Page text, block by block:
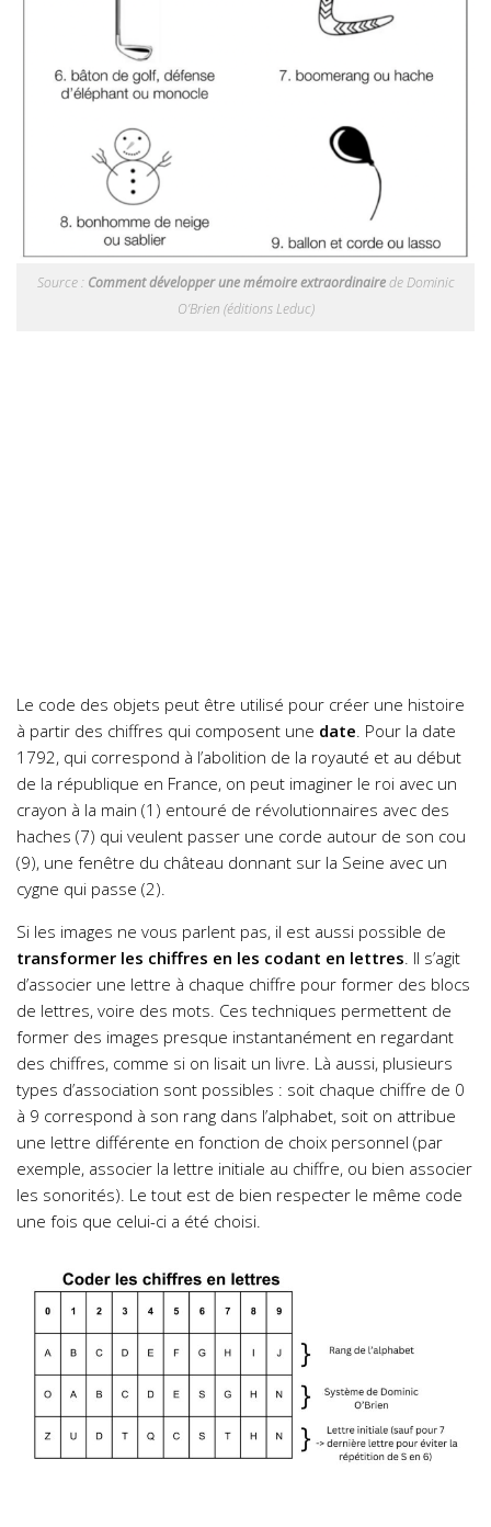
Source : Comment développer une mémoire extraordinairede Dominic
O’Brien (éditions Leduc)
Le code des objets peut être utilisé pour créer une histoire
à partir des chiffres qui composent une date . Pour la date
1792, qui correspond à l’abolition de la royauté et au début
de la république en France, on peut imaginer le roi avec un
crayon à la main (1) entouré de révolutionnaires avec des
haches (7) qui veulent passer une corde autour de son cou
(9), une fenêtre du château donnant sur la Seine avec un
cygne qui passe (2).
Si les images ne vous parlent pas, il est aussi possible de
transformer les chiffres en les codant en lettres . Il s’agit
d’associer une lettre à chaque chiffre pour former des blocs
de lettres, voire des mots. Ces techniques permettent de
former des images presque instantanément en regardant
des chiffres, comme si on lisait un livre. Là aussi, plusieurs
types d’association sont possibles : soit chaque chiffre de 0
à 9 correspond à son rang dans l’alphabet, soit on attribue
une lettre différente en fonction de choix personnel (par
exemple, associer la lettre initiale au chiffre, ou bien associer
les sonorités). Le tout est de bien respecter le même code
une fois que celui-ci a été choisi.